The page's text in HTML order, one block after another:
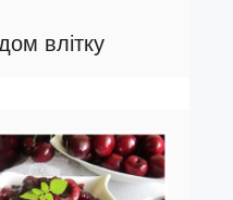
влітку